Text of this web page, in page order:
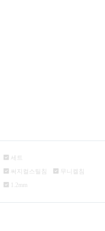
세트
써지컬스틸침 무니켈침
1.2mm